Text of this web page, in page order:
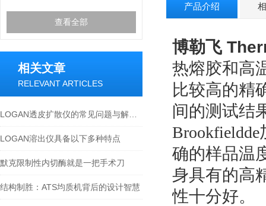
查看全部
相关文章
RELEVANT ARTICLES
LOGAN溶出仪具备以下多种特点
默克限制性内切酶就是一把手术刀
结构制胜：ATS均质机背后的设计智慧
产品介绍
博勒飞
热熔胶和高
比较高的精
间的测试结
确的样品温
身具有的高
性十分好。